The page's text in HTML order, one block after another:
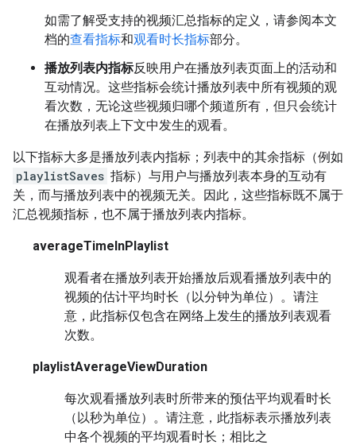
如需了解受支持的视频汇总指标的定义，请参阅本文
档的查看指标和观看时长指标部分。
播放列表内指标反映用户在播放列表页面上的活动和
互动情况。这些指标会统计播放列表中所有视频的观
看次数，无论这些视频归哪个频道所有，但只会统计
在播放列表上下文中发生的观看。
以下指标大多是播放列表内指标；列表中的其余指标（例如
playlistSaves 指标）与用户与播放列表本身的互动有
关，而与播放列表中的视频无关。因此，这些指标既不属于
汇总视频指标，也不属于播放列表内指标。
averageTimeInPlaylist
观看者在播放列表开始播放后观看播放列表中的
视频的估计平均时长（以分钟为单位）。请注
意，此指标仅包含在网络上发生的播放列表观看
次数。
playlistAverageViewDuration
每次观看播放列表时所带来的预估平均观看时长
（以秒为单位）。请注意，此指标表示播放列表
中各个视频的平均观看时长；相比之